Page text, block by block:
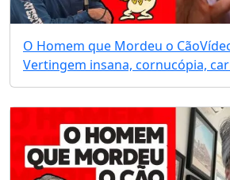
O Homem que Mordeu o Cão
Vertingem insana, cornucópia,